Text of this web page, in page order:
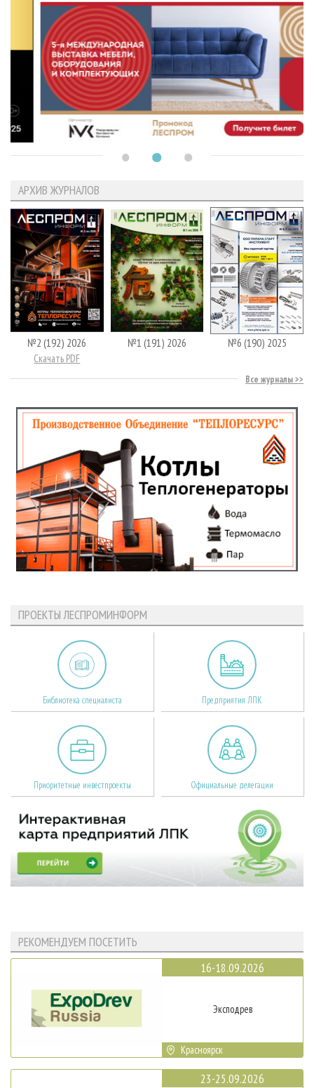
АРХИВ ЖУРНАЛОВ
№2 (192) 2026
Скачать PDF
№1 (191) 2026 №6 (190) 2025
Все журналы
ПРОЕКТЫ ЛЕСПРОМИНФОРМ
Библиотека специалиста Предприятия ЛПК
Приоритетные инвестпроекты Официальные делегации
РЕКОМЕНДУЕМ ПОСЕТИТЬ
16-18.09.2026
Эксподрев
Красноярск
23-25.09.2026